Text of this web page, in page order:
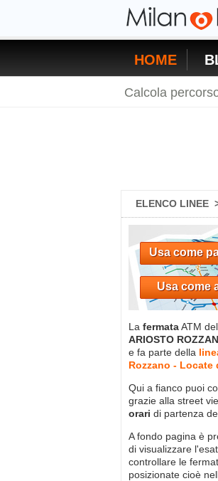
HOME
Calcola
ELENCO LINEE
Usa come
Usa come
La fermataATM
ARIOSTO
e fa parte della
Rozzano - Locate
Qui a fianco puoi
grazie alla street
orari di partenza
A fondo pagina è
di visualizzare
controllare le
posizionate cioè